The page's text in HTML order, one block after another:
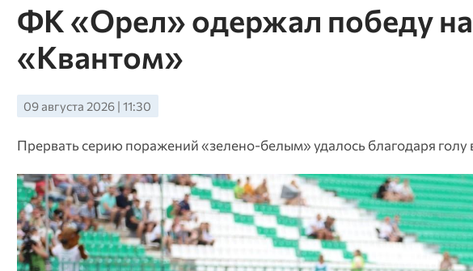
ФК «Орел» одержал победу
«Квантом»
09 августа 2026 | 11:30
Прервать серию поражений «зелено-белым» удалось благодаря голу